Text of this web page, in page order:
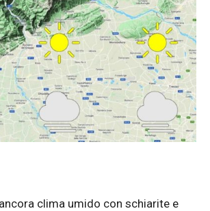
clima umido con schiarite e